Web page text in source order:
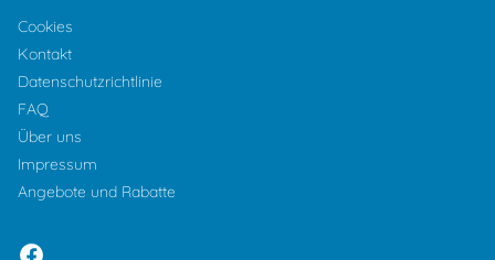
Cookies
Kontakt
Datenschutzrichtlinie
FAQ
Über uns
Impressum
Angebote und Rabatte